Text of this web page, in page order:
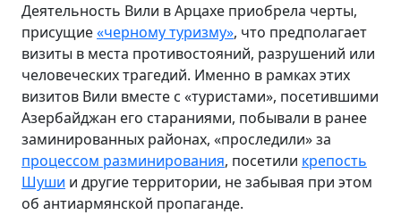
Деятельность Вили в Арцахе приобрела черты,
присущие«черному туризму», что предполагает
визиты в места противостояний, разрушений или
человеческих трагедий. Именно в рамках этих
визитов Вили вместе с «туристами», посетившими
Азербайджан его стараниями, побывали в ранее
заминированных районах, «проследили» за
процессом разминирования, посетили крепость
Шуши и другие территории, не забывая при этом
об антиармянской пропаганде.